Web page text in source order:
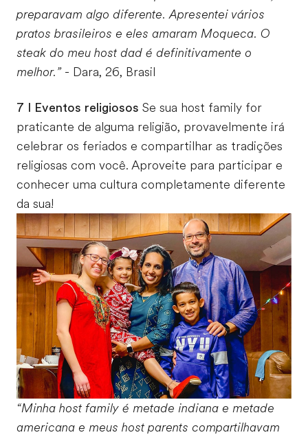
preparavam algo diferente. Apresentei vários
pratos brasileiros e eles amaram Moqueca. O
steak do meu host dad é definitivamente o
melhor.”- Dara, 26, Brasil
7 I Eventos religiosos Se sua host family for
praticante de alguma religião, provavelmente irá
celebrar os feriados e compartilhar as tradições
religiosas com você. Aproveite para participar e
conhecer uma cultura completamente diferente
da sua!
“Minha host family é metade indiana e metade
americana e meus host parents compartilhavam